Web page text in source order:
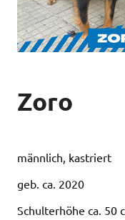
Zoro
männlich, kastriert
geb. ca. 2020
Schulterhöhe ca. 50